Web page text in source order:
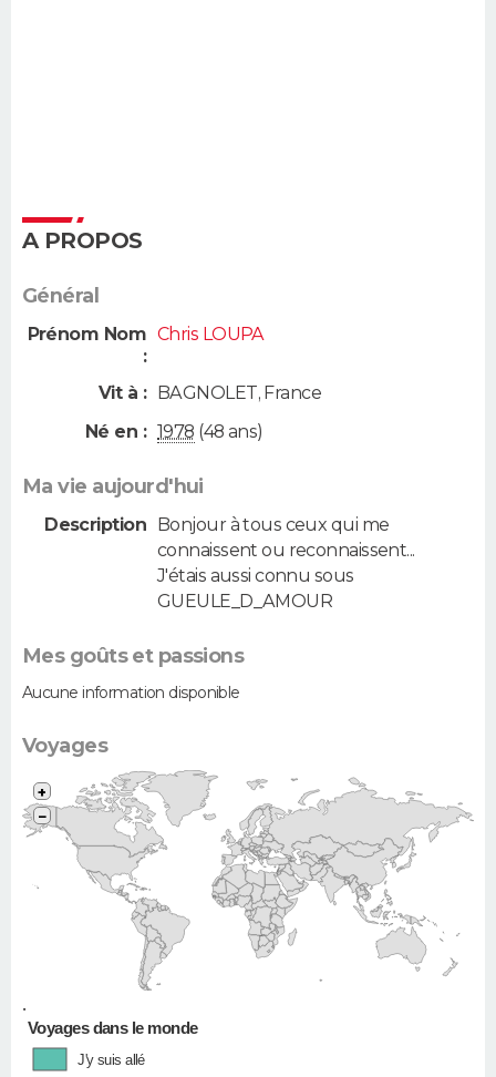
A PROPOS
Général
Prénom Nom
:
Chris LOUPA
Vit à : BAGNOLET, France
Né en : 1978 (48 ans)
Ma vie aujourd'hui
Description Bonjour à tous ceux qui me
connaissent ou reconnaissent...
J'étais aussi connu sous
GUEULE_D_AMOUR
Mes goûts et passions
Aucune information disponible
Voyages
•
+
−
Voyages dans le monde
J'y suis allé